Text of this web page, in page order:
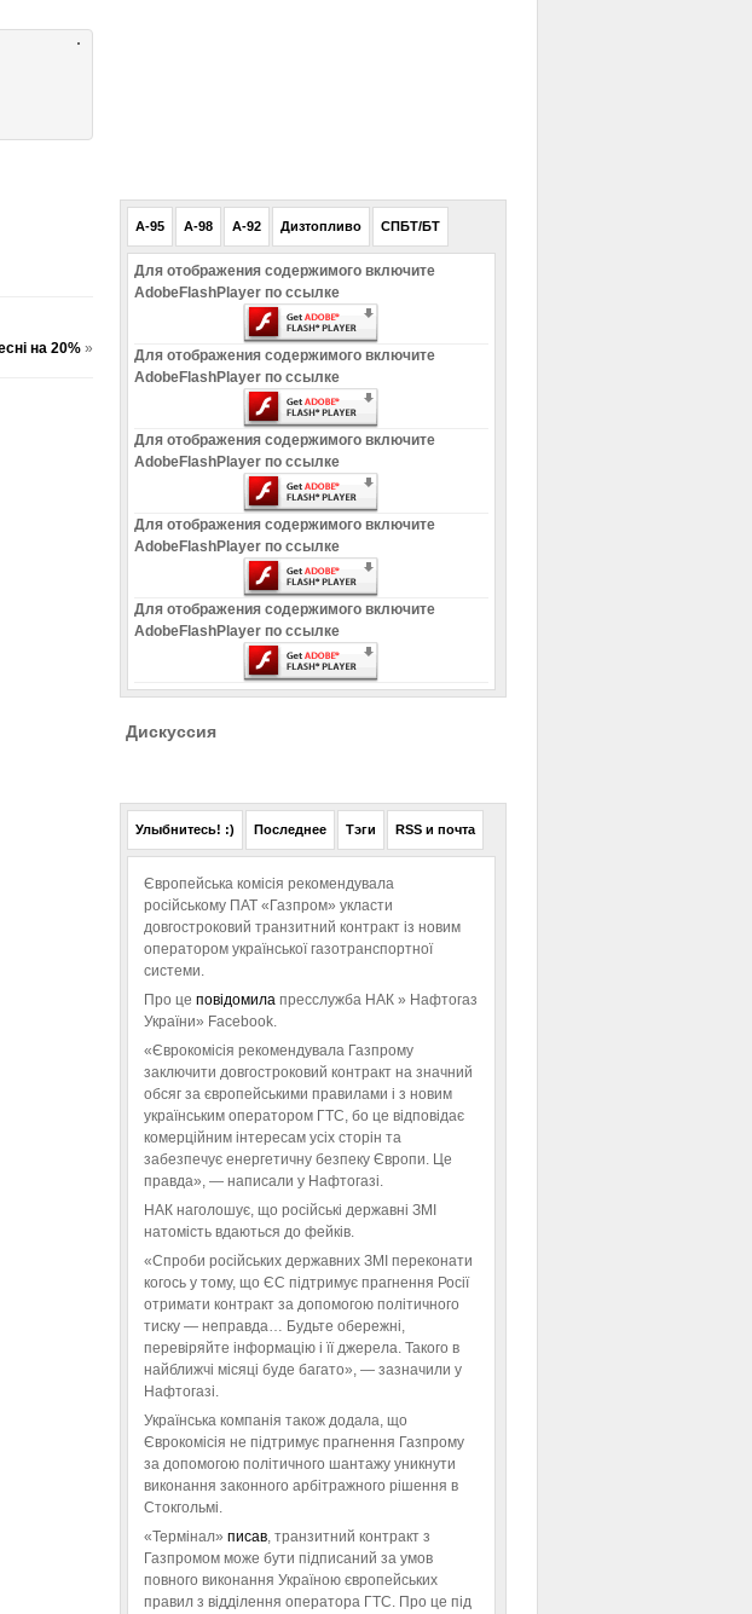
на 20%»
A-95 A-98 A-92 Дизтопливо СПБТ/БТ
Для отображения содержимого включите
AdobeFlashPlayer по ссылке
Для отображения содержимого включите
AdobeFlashPlayer по ссылке
Для отображения содержимого включите
AdobeFlashPlayer по ссылке
Для отображения содержимого включите
AdobeFlashPlayer по ссылке
Для отображения содержимого включите
AdobeFlashPlayer по ссылке
Дискуссия
Улыбнитесь! :) Последнее Тэги RSS и почта
Європейська комісія рекомендувала
російському ПАТ «Газпром» укласти
довгостроковий транзитний контракт із новим
оператором української газотранспортної
системи.
Про це повідомила пресслужба НАК » Нафтогаз
України» Facebook.
«Єврокомісія рекомендувала Газпрому
заключити довгостроковий контракт на значний
обсяг за європейськими правилами і з новим
українським оператором ГТС, бо це відповідає
комерційним інтересам усіх сторін та
забезпечує енергетичну безпеку Європи. Це
правда», — написали у Нафтогазі.
НАК наголошує, що російські державні ЗМІ
натомість вдаються до фейків.
«Спроби російських державних ЗМІ переконати
когось у тому, що ЄС підтримує прагнення Росії
отримати контракт за допомогою політичного
тиску — неправда… Будьте обережні,
перевіряйте інформацію і її джерела. Такого в
найближчі місяці буде багато», — зазначили у
Нафтогазі.
Українська компанія також додала, що
Єврокомісія не підтримує прагнення Газпрому
за допомогою політичного шантажу уникнути
виконання законного арбітражного рішення в
Стокгольмі.
«Термінал» писав, транзитний контракт з
Газпромом може бути підписаний за умов
повного виконання Україною європейських
правил з відділення оператора ГТС. Про це під